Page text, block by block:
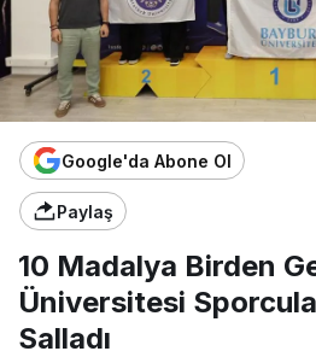
Google'da Abone Ol
Paylaş
10 Madalya Birden
Üniversitesi
Salladı